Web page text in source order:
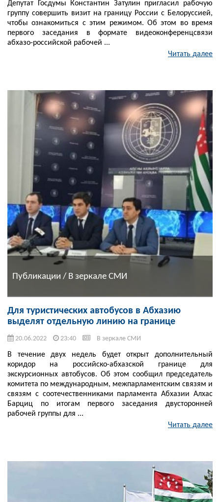
Депутат Госдумы Константин Затулин пригласил рабочую
группу совершить визит на границу России с Белоруссией,
чтобы ознакомиться с этим режимом. Об этом во время
первого заседания в формате видеоконференцсвязи
абхазо-российской рабочей ...
Читать далее
Публикации / В зеркале СМИ
Для туристических автобусов в Абхазию
выделят отдельную линию на границе
20.06.2022 23:40 В зеркале СМИ
В течение двух недель будет открыт дополнительный
коридор на российско-абхазской границе для
экскурсионных автобусов. Об этом сообщил председатель
комитета по международным, межпарламентским связям и
связям с соотечественниками парламента Абхазии Алхас
Барциц по итогам первого заседания двусторонней
рабочей группы для ...
Читать далее